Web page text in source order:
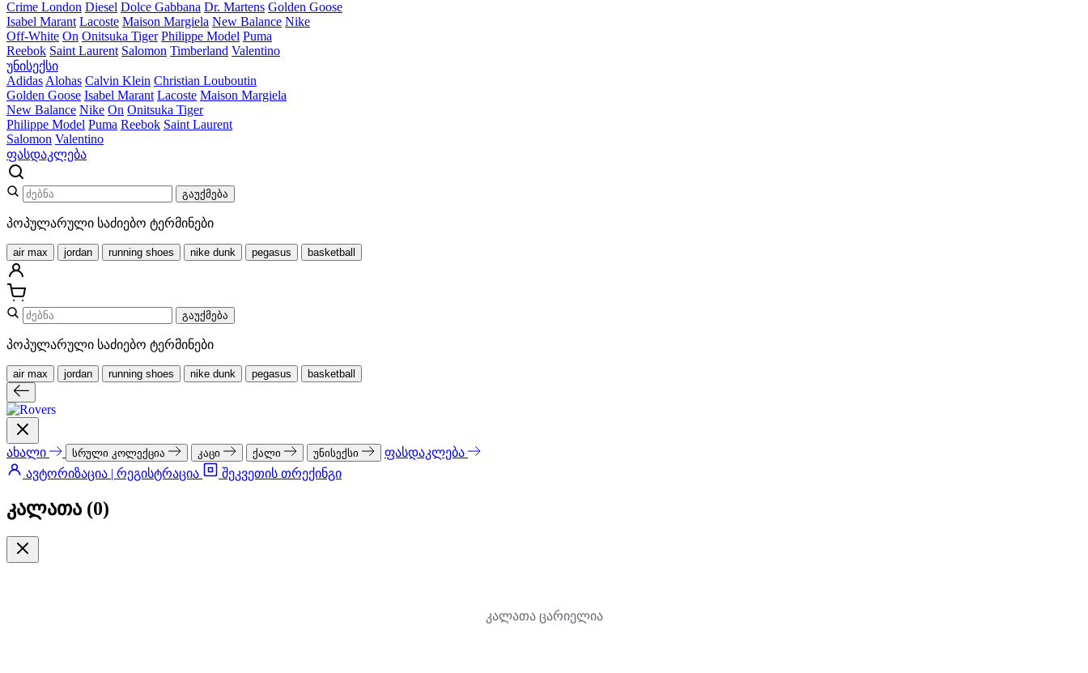
Crime London Diesel Dolce Gabbana Dr. Martens Golden Goose
Isabel Marant Lacoste Maison Margiela New Balance Nike
Off-White On Onitsuka Tiger Philippe Model Puma
Reebok Saint Laurent Salomon Timberland Valentino
უნისექსი
Adidas Alohas Calvin Klein Christian Louboutin
Golden Goose Isabel Marant Lacoste Maison Margiela
New Balance Nike On Onitsuka Tiger
Philippe Model Puma Reebok Saint Laurent
Salomon Valentino
ფასდაკლება
გაუქმება
პოპულარული საძიებო ტერმინები
air max jordan running shoes nike dunk pegasus basketball
გაუქმება
პოპულარული საძიებო ტერმინები
air max jordan running shoes nike dunk pegasus basketball
ახალი სრული კოლექცია კაცი ქალი უნისექსი
ფასდაკლება
ავტორიზაცია | რეგისტრაცია
შეკვეთის თრექინგი
კალათა (0)
კალათა ცარიელია